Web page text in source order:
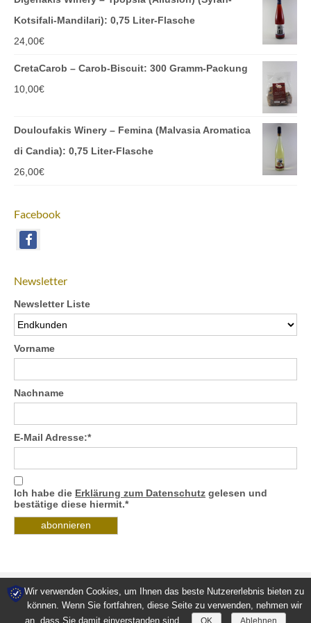
Kotsifali-Mandilari): 0,75 Liter-Flasche
24,00€
CretaCarob – Carob-Biscuit: 300 Gramm-Packung
10,00€
Douloufakis Winery – Femina (Malvasia Aromatica
di Candia): 0,75 Liter-Flasche
26,00€
Facebook
Newsletter
Newsletter Liste
Vorname
Nachname
E-Mail Adresse:*
Ich habe die Erklärung zum Datenschutz gelesen und
bestätige diese hiermit.*
Kontakt Downloads Datenschutz AGB Impressum
Wir verwenden Cookies, um Ihnen das beste Nutzererlebnis bieten zu
können. Wenn Sie fortfahren, diese Seite zu verwenden, nehmen wir
an, dass Sie damit einverstanden sind.
OK Ablehnen